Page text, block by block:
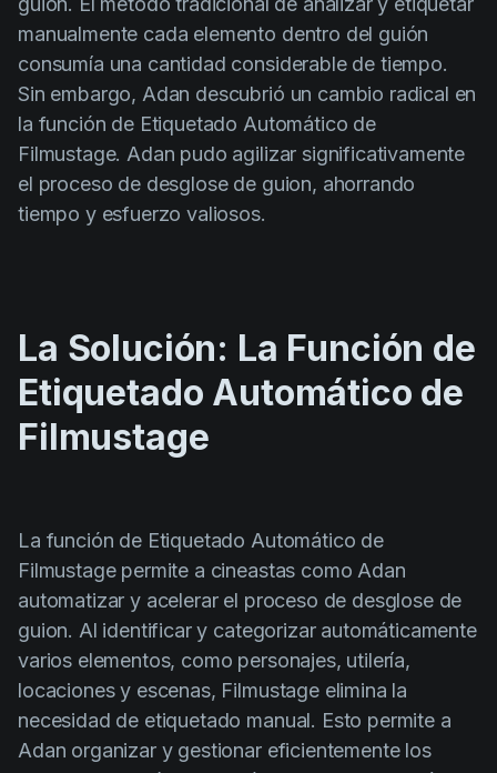
manualmente cada elemento dentro del guión
consumía una cantidad considerable de tiempo.
Sin embargo, Adan descubrió un cambio radical en
la función de Etiquetado Automático de
Filmustage. Adan pudo agilizar significativamente
el proceso de desglose de guion, ahorrando
tiempo y esfuerzo valiosos.
La Solución: La Función de
Etiquetado Automático de
Filmustage
La función de Etiquetado Automático de
Filmustage permite a cineastas como Adan
automatizar y acelerar el proceso de desglose de
guion. Al identificar y categorizar automáticamente
varios elementos, como personajes, utilería,
locaciones y escenas, Filmustage elimina la
necesidad de etiquetado manual. Esto permite a
Adan organizar y gestionar eficientemente los